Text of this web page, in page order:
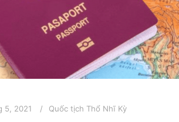
5, 2021 Quốc tịch Thổ Nhĩ Kỳ